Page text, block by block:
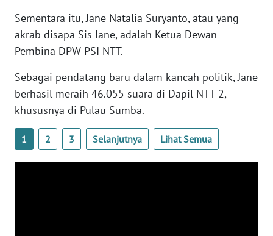
Sementara itu, Jane Natalia Suryanto, atau yang
akrab disapa Sis Jane, adalah Ketua Dewan
Pembina DPW PSI NTT.
Sebagai pendatang baru dalam kancah politik, Jane
berhasil meraih 46.055 suara di Dapil NTT 2,
khususnya di Pulau Sumba.
1 2 3 Selanjutnya Lihat Semua
WN
SULTRA
NTB
WN
WN
SULBAR